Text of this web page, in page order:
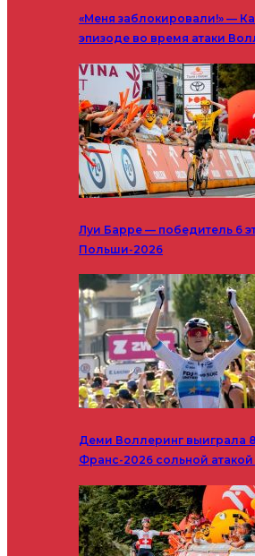
«Меня заблокировали!» —
эпизоде во время атаки
Луи Барре — победитель 6
Польши-2026
Деми Воллеринг выиграла
Франс-2026 сольной